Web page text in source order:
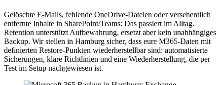
Gelöschte E-Mails, fehlende OneDrive-Dateien oder versehentlich
entfernte Inhalte in SharePoint/Teams: Das passiert im Alltag.
Retention unterstützt Aufbewahrung, ersetzt aber kein unabhängiges
Backup. Wir stellen in Hamburg sicher, dass eure M365-Daten mit
definierten Restore-Punkten wiederherstellbar sind: automatisierte
Sicherungen, klare Richtlinien und eine Wiederherstellung, die per
Test im Setup nachgewiesen ist.